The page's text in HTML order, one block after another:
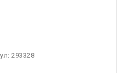
293328